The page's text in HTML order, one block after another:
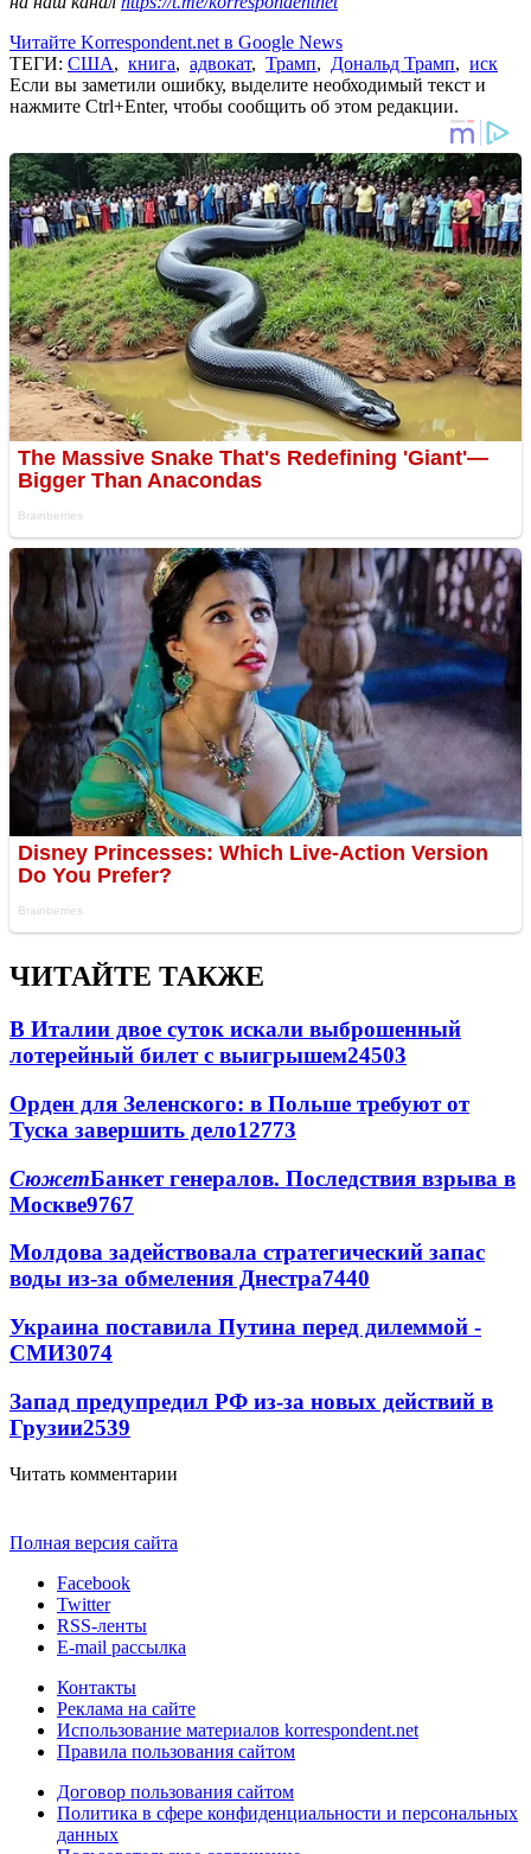
Читайте Korrespondent.net в Google News
ТЕГИ: США, книга, адвокат, Трамп, Дональд Трамп, иск
Если вы заметили ошибку, выделите необходимый текст и
нажмите Ctrl+Enter, чтобы сообщить об этом редакции.
ЧИТАЙТЕ ТАКЖЕ
В Италии двое суток искали выброшенный
лотерейный билет с выигрышем24503
Орден для Зеленского: в Польше требуют от
Туска завершить дело12773
СюжетБанкет генералов. Последствия взрыва в
Москве9767
Молдова задействовала стратегический запас
воды из-за обмеления Днестра7440
Украина поставила Путина перед дилеммой -
СМИ3074
Запад предупредил РФ из-за новых действий в
Грузии2539
Читать комментарии
Полная версия сайта
Facebook
Twitter
RSS-ленты
E-mail рассылка
Контакты
Реклама на сайте
Использование материалов korrespondent.net
Правила пользования сайтом
Договор пользования сайтом
Политика в сфере конфиденциальности и персональных
данных